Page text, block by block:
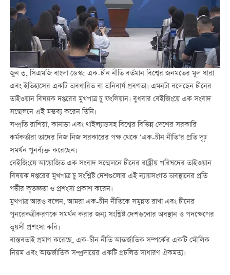
জুন ৩, সিএমজি বাংলা ডেস্ক: এক-চীন নীতি বর্তমান বিশ্বের জনমতের মূল ধারা
এবং ইতিহাসের একটি অবধারিত বা অনিবার্য প্রবণতা। এমনটা বলেছেন চীনের
তাইওয়ান বিষয়ক দপ্তরের মুখপাত্র চু ফংলিয়ান। বুধবার বেইজিংয়ে এক সংবাদ
সম্মেলনে এই মন্তব্য করেন তিনি।
সম্প্রতি রাশিয়া, কানাডা এবং থাইল্যান্ডসহ বিশ্বের বিভিন্ন দেশের সরকারি
কর্মকর্তারা তাদের নিজ নিজ সরকারের পক্ষ থেকে ‘এক-চীন নীতি’র প্রতি দৃঢ়
সমর্থন পুনর্ব্যক্ত করেছেন।
বেইজিংয়ে আয়োজিত এক সংবাদ সম্মেলনে চীনের রাষ্ট্রীয় পরিষদের তাইওয়ান
বিষয়ক দপ্তরের মুখপাত্র চু সংশ্লিষ্ট দেশগুলোর এই ন্যায়সংগত অবস্থানের প্রতি
গভীর কৃতজ্ঞতা ও প্রশংসা প্রকাশ করেন।
মুখপাত্র আরও বলেন, আমরা এক-চীন নীতিকে সমুন্নত রাখা এবং চীনের
পুনরেকত্রীকরণকে সমর্থন করার জন্য সংশ্লিষ্ট দেশগুলোর অবস্থান ও পদক্ষেপের
ভূয়সী প্রশংসা করি।
বাস্তবতাই প্রমাণ করেছে, এক-চীন নীতি আন্তর্জাতিক সম্পর্কের একটি মৌলিক
নিয়ম এবং আন্তর্জাতিক সম্প্রদায়ের একটি প্রচলিত সাধারণ ঐকমত্য।